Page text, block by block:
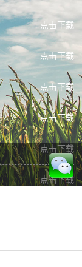
点击下载
点击下载
点击下载
点击下载
点击下载
点击下载